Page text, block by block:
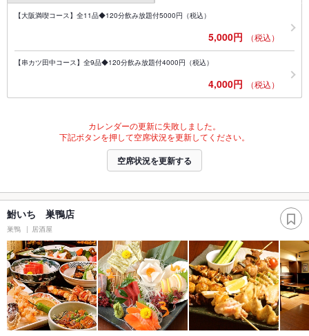
【大阪満喫コース】全11品◆120分飲み放題付5000円（税込）
5,000円 （税込）
【串カツ田中コース】全9品◆120分飲み放題付4000円（税込）
4,000円 （税込）
カレンダーの更新に失敗しました。
下記ボタンを押して空席状況を更新してください。
空席状況を更新する
鮒いち 巣鴨店
巣鴨 居酒屋